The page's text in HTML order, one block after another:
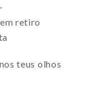
retiro
teus olhos